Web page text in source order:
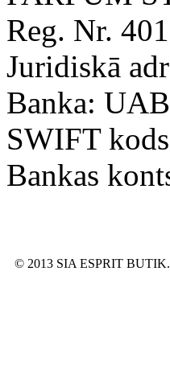
Reg. Nr.
Juridiskā
Banka:
SWIFT
Bankas
© 2013 SIA ESPRIT BUTIK.